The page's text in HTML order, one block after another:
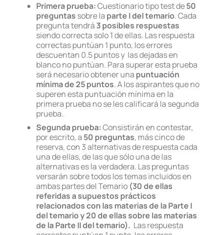
Primera prueba:Cuestionario tipo test de50
preguntas sobre la parte I del temario. Cada
pregunta tendrá 3 posibles respuestas
siendo correcta solo 1 de ellas. Las respuesta
correctas puntúan 1 punto, los errores
descuentan 0.5 puntos y las dejadas en
blanco no puntúan. Para superar esta prueba
será necesario obtener una puntuación
mínima de 25 puntos. A los aspirantes que no
superen esta puntuación mínima en la
primera prueba no se les calificará la segunda
prueba.
Segunda prueba:Consistirán en contestar,
por escrito, a 50 preguntas, más cinco de
reserva, con 3 alternativas de respuesta cada
una de ellas, de las que sólo una de las
alternativas es la verdadera. Las preguntas
versarán sobre todos los temas incluidos en
ambas partes del Temario (30 de ellas
referidas a supuestos prácticos
relacionados con las materias de la Parte I
del temario y 20 de ellas sobre las materias
de la Parte II del temario). Las respuesta